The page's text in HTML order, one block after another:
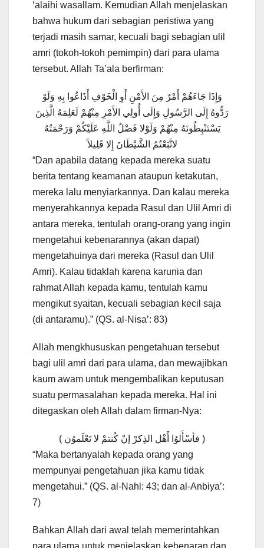
‘alaihi wasallam. Kemudian Allah menjelaskan
bahwa hukum dari sebagian peristiwa yang
terjadi masih samar, kecuali bagi sebagian ulil
amri (tokoh-tokoh pemimpin) dari para ulama
tersebut. Allah Ta’ala berfirman:
وَإِذَا جَاءَهُمْ أَمْرٌ مِنَ الأَمْنِ أَوِ الْخَوْفِ أَذَاعُوا بِهِ وَلَوْ
رَدُّوهُ إِلَى الرَّسُولِ وَإِلَى أُولِي الأَمْرِ مِنْهُمْ لَعَلِمَهُ الَّذِينَ
يَسْتَنْبِطُونَهُ مِنْهُمْ وَلَوْلا فَضْلُ اللَّهِ عَلَيْكُمْ وَرَحْمَتُهُ
لاتَّبَعْتُمُ الشَّيْطَانَ إِلا قَلِيلاً
“Dan apabila datang kepada mereka suatu
berita tentang keamanan ataupun ketakutan,
mereka lalu menyiarkannya. Dan kalau mereka
menyerahkannya kepada Rasul dan Ulil Amri di
antara mereka, tentulah orang-orang yang ingin
mengetahui kebenarannya (akan dapat)
mengetahuinya dari mereka (Rasul dan Ulil
Amri). Kalau tidaklah karena karunia dan
rahmat Allah kepada kamu, tentulah kamu
mengikut syaitan, kecuali sebagian kecil saja
(di antaramu).” (QS. al-Nisa’: 83)
Allah mengkhususkan pengetahuan tersebut
bagi ulil amri dari para ulama, dan mewajibkan
kaum awam untuk mengembalikan keputusan
suatu permasalahan kepada mereka. Hal ini
ditegaskan oleh Allah dalam firman-Nya:
( فأسْأَلوُا أَهْل الذِكرْ إنْ كُنتمْ لا تَعْلَموُن )
“Maka bertanyalah kepada orang yang
mempunyai pengetahuan jika kamu tidak
mengetahui.” (QS. al-Nahl: 43; dan al-Anbiya’:
7)
Bahkan Allah dari awal telah memerintahkan
para ulama untuk menjelaskan kebenaran dan